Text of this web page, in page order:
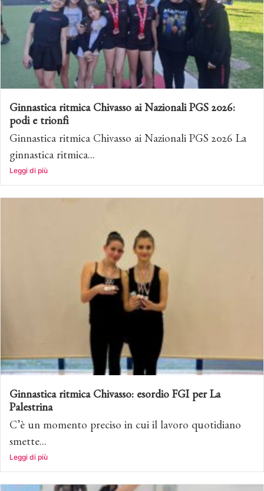
Ginnastica ritmica Chivasso ai Nazionali PGS 2026:
podi e trionfi
Ginnastica ritmica Chivasso ai Nazionali PGS 2026 La
ginnastica ritmica...
Leggi di più
Ginnastica ritmica Chivasso: esordio FGI per La
Palestrina
C’è un momento preciso in cui il lavoro quotidiano
smette...
Leggi di più